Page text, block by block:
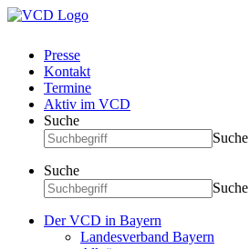
Presse
Kontakt
Termine
Aktiv im VCD
Suche
Suche
Suche
Suche
Der VCD in Bayern
Landesverband Bayern